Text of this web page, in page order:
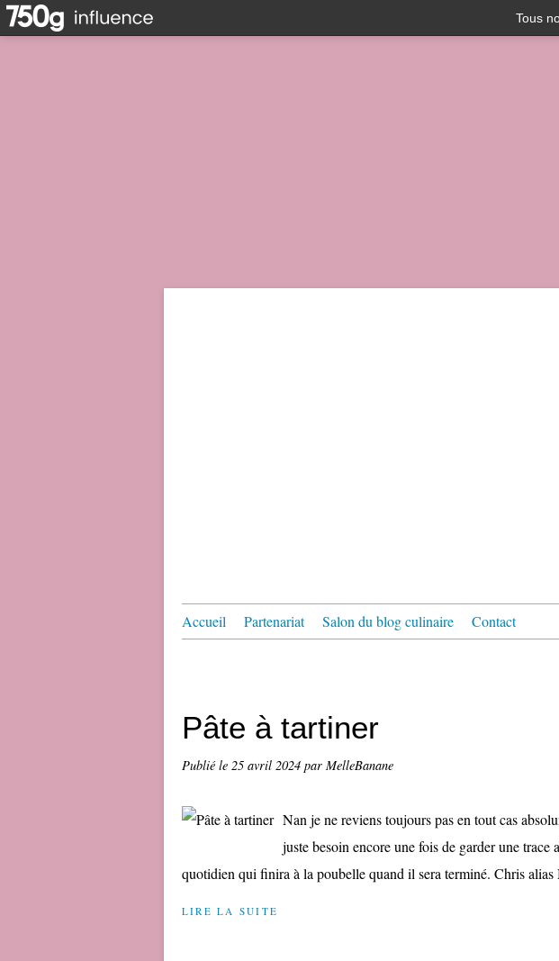
Tous
Accueil Partenariat Salon du blog culinaire Contact
Pâte à tartiner
Publié le 25 avril 2024 par MelleBanane
Nan je ne reviens toujours pas en tout cas
juste besoin encore une fois de garder une trace
quotidien qui finira à la poubelle quand il sera terminé. Chris
LIRE LA SUITE